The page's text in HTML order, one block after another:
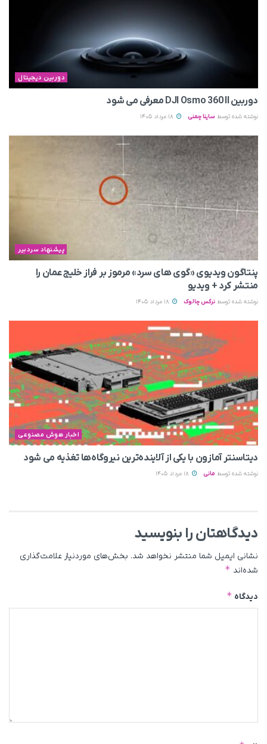
دوربین دیجیتال
دوربین DJI Osmo 360 II معرفی می‌ شود
نوشته شده توسط ساینا چمنی
پیشنهاد سردبیر
پنتاگون ویدیوی «گوی های سرد» مرموز بر فراز خلیج عمان را
منتشر کرد + ویدیو
نوشته شده توسط نرگس چالوک
اخبار هوش مصنوعی
دیتاسنتر آمازون با یکی از آلاینده‌ترین نیروگاه‌ها تغذیه می‌ شود
نوشته شده توسط مانی
دیدگاهتان را بنویسید
نشانی ایمیل شما منتشر نخواهد شد. بخش‌های موردنیاز علامت‌گذاری
شده‌اند *
دیدگاه *